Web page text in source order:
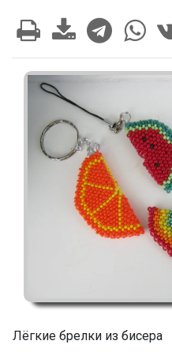
Лёгкие брелки из бисера